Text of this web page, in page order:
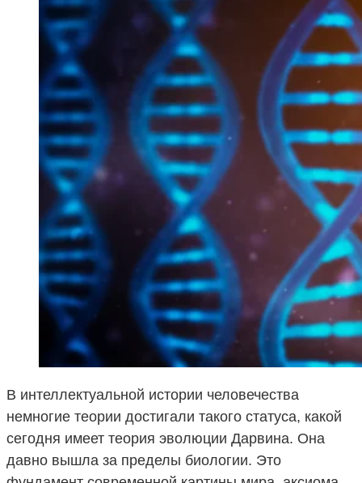
В интеллектуальной истории человечества
немногие теории достигали такого статуса, какой
сегодня имеет теория эволюции Дарвина. Она
давно вышла за пределы биологии. Это